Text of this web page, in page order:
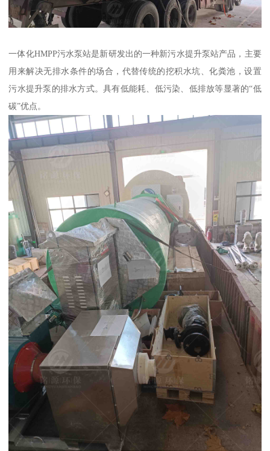
一体化HMPP污水泵站是新研发出的一种新污水提升泵站产品，主要
用来解决无排水条件的场合，代替传统的挖积水坑、化粪池，设置
污水提升泵的排水方式。具有低能耗、低污染、低排放等显著的“低
碳”优点。